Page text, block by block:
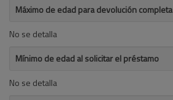
Máximo de edad para devolución completa
No se detalla
Mínimo de edad al solicitar el préstamo
No se detalla